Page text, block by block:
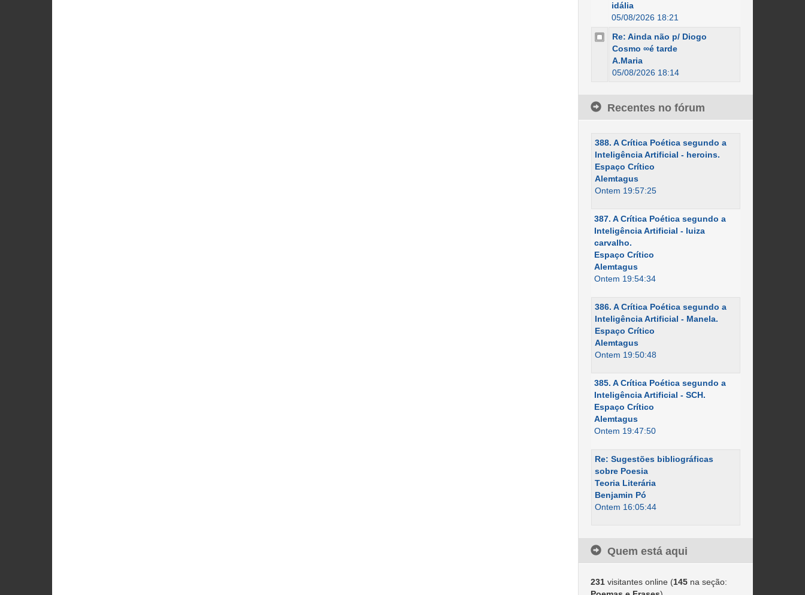
idália
05/08/2026 18:21
Re: Ainda não p/ Diogo
Cosmo ∞é tarde
A.Maria
05/08/2026 18:14
Recentes no fórum
388. A Crítica Poética segundo a
Inteligência Artificial - heroins.
Espaço Crítico
Alemtagus
Ontem 19:57:25
387. A Crítica Poética segundo a
Inteligência Artificial - luiza
carvalho.
Espaço Crítico
Alemtagus
Ontem 19:54:34
386. A Crítica Poética segundo a
Inteligência Artificial - Manela.
Espaço Crítico
Alemtagus
Ontem 19:50:48
385. A Crítica Poética segundo a
Inteligência Artificial - SCH.
Espaço Crítico
Alemtagus
Ontem 19:47:50
Re: Sugestões bibliográficas
sobre Poesia
Teoria Literária
Benjamin Pó
Ontem 16:05:44
Quem está aqui
231visitantes online (145na seção: